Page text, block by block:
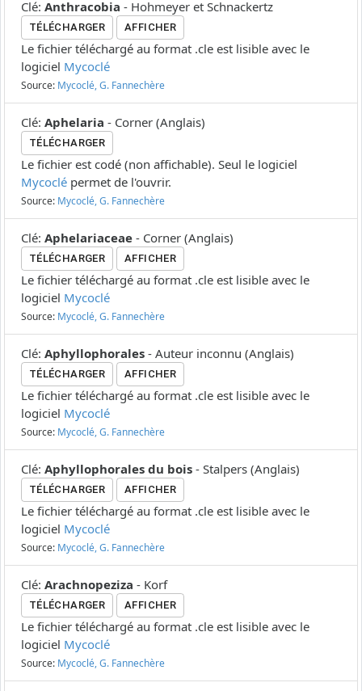
Clé: Anthracobia - Hohmeyer et Schnackertz
TÉLÉCHARGER AFFICHER
Le fichier téléchargé au format .cle est lisible avec le
logiciel Mycoclé
Source: Mycoclé, G. Fannechère
Clé: Aphelaria - Corner (Anglais)
TÉLÉCHARGER
Le fichier est codé (non affichable). Seul le logiciel
Mycoclé permet de l'ouvrir.
Source: Mycoclé, G. Fannechère
Clé: Aphelariaceae - Corner (Anglais)
TÉLÉCHARGER AFFICHER
Le fichier téléchargé au format .cle est lisible avec le
logiciel Mycoclé
Source: Mycoclé, G. Fannechère
Clé: Aphyllophorales - Auteur inconnu (Anglais)
TÉLÉCHARGER AFFICHER
Le fichier téléchargé au format .cle est lisible avec le
logiciel Mycoclé
Source: Mycoclé, G. Fannechère
Clé: Aphyllophorales du bois - Stalpers (Anglais)
TÉLÉCHARGER AFFICHER
Le fichier téléchargé au format .cle est lisible avec le
logiciel Mycoclé
Source: Mycoclé, G. Fannechère
Clé: Arachnopeziza - Korf
TÉLÉCHARGER AFFICHER
Le fichier téléchargé au format .cle est lisible avec le
logiciel Mycoclé
Source: Mycoclé, G. Fannechère